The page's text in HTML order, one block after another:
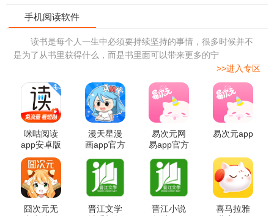
读书是每个人一生中必须要持续坚持的事情，很多时候并不
是为了从书里获得什么，而是书里面可以带来更多的宁
>>进入专区
咪咕阅读
app安卓版
漫天星漫
画app官方
易次元网
易app官方
易次元app
囧次元无
晋江文学
晋江小说
喜马拉雅